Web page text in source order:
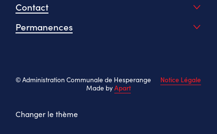
Contact
Permanences
© Administration Communale de Hesperange
Notice Légale
Made byApart
Changer le thème